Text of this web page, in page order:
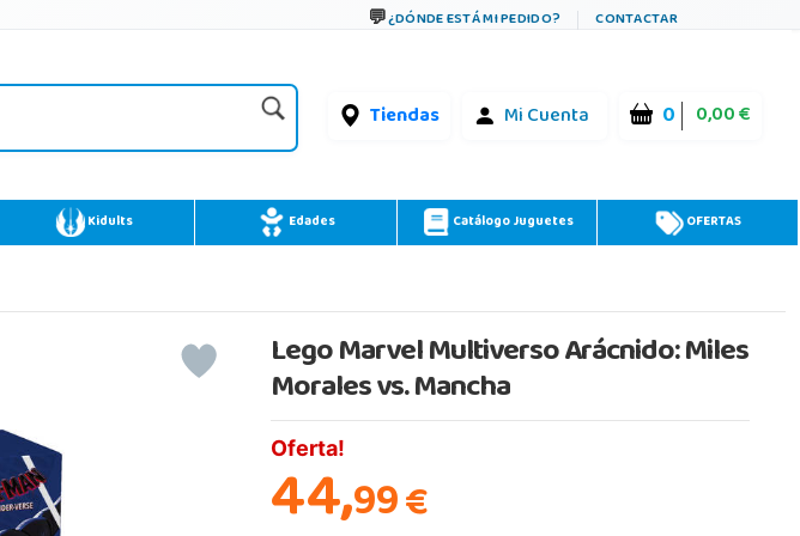
¿DÓNDE ESTÁ MI PEDIDO? CONTACTAR
Tiendas Mi Cuenta 0 0,00 €
Kidults Edades Catálogo Juguetes OFERTAS
Lego Marvel Multiverso Arácnido: Miles
Morales vs. Mancha
Oferta!
44,99€